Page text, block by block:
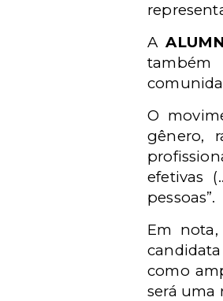
A
também
O
gênero,
efetivas
pessoas”.
Em nota,
como
será uma